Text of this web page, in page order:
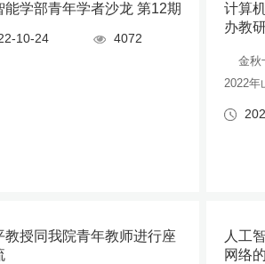
能学部青年学者沙龙 第12期
10-24 4072
计算
办教
金秋
2022年
教授同我院青年教师进行座
人工
网络